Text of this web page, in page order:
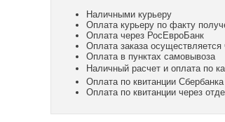
Наличными курьеру
Оплата курьеру по факту
Оплата через РосЕвроБанк
Оплата заказа
Оплата в пунктах самовывоза
Наличный расчет и оплата по
Оплата по квитанции Сбербанка
Оплата по квитанции через